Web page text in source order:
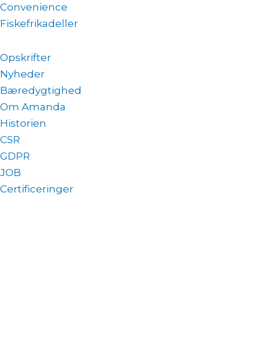
Convenience
Fiskefrikadeller
Opskrifter
Nyheder
Bæredygtighed
Om Amanda
Historien
CSR
GDPR
JOB
Certificeringer